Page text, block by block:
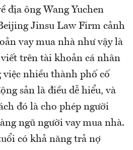
địa ông Wang Yuchen
Jinsu Law Firm cảnh
vay mua nhà như vậy là
viết trên tài khoản cá nhân
việc nhiều thành phố cố
sản là điều dễ hiểu, và
đó là cho phép người
ngũ người vay mua nhà.
có khả năng trả nợ